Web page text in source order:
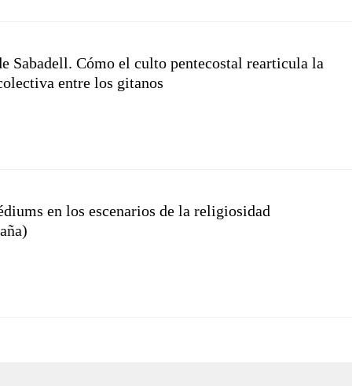
Sabadell. Cómo el culto pentecostal rearticula la
entre los gitanos
en los escenarios de la religiosidad